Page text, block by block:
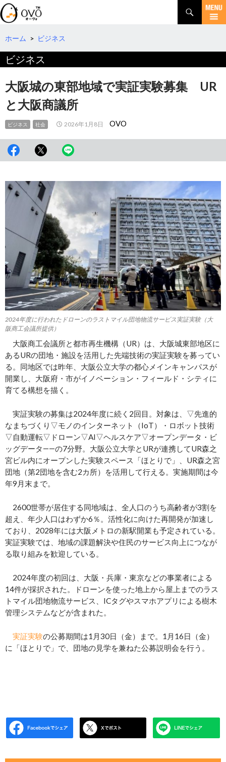
検
索
コ
テ
へ
動
ホーム > ビジネス
ビジネス
大阪城の東部地域で実証実験募集 UR
と大阪商議所
ビジネス 社会 2026年1月8日 OVO
2024年度に行われたドローンのラストマイル団地物流サービス実証実験（大
阪商工会議所提供）
大阪商工会議所と都市再生機構（UR）は、大阪城東部地区に
あるURの団地・施設を活用した先端技術の実証実験を募ってい
る。同地区では昨年、大阪公立大学の都心メインキャンパスが
開業し、大阪府・市がイノベーション・フィールド・シティに
育てる構想を描く。
実証実験の募集は2024年度に続く2回目。対象は、▽先進的
なまちづくり▽モノのインターネット（IoT）・ロボット技術
▽自動運転▽ドローン▽AI▽ヘルスケア▽オープンデータ・ビ
ッグデータ――の7分野。大阪公立大学とURが連携してUR森之
宮ビル内にオープンした実験スペース「ほとりで」、UR森之宮
団地（第2団地を含む2カ所）を活用して行える。実施期間は今
年9月末まで。
2600世帯が居住する同地域は、全人口のうち高齢者が3割を
超え、年少人口はわずか6％。活性化に向けた再開発が加速し
ており、2028年には大阪メトロの新駅開業も予定されている。
実証実験では、地域の課題解決や住民のサービス向上につなが
る取り組みを歓迎している。
2024年度の初回は、大阪・兵庫・東京などの事業者による
14件が採択された。ドローンを使った地上から屋上までのラス
トマイル団地物流サービス、ICタグやスマホアプリによる樹木
管理システムなどが含まれた。
実証実験の公募期間は1月30日（金）まで。1月16日（金）
に「ほとりで」で、団地の見学を兼ねた公募説明会を行う。